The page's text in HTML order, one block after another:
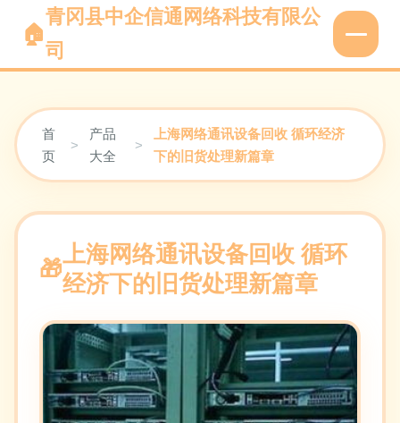
青冈县中企信通网络科技有限公
司
首
页
>
产品
大全
>
上海网络通讯设备回收 循环经济
下的旧货处理新篇章
上海网络通讯设备回收 循环
经济下的旧货处理新篇章